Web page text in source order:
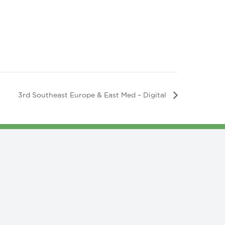
3rd Southeast Europe & East Med – Digital